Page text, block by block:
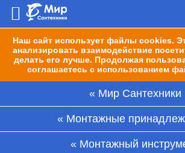
Наш сайт использует файлы cookies.
анализировать взаимодействие
делать его лучше. Продолжая
соглашаетесь с использованием
Мир Сантехники
Монтажные
Монтажный